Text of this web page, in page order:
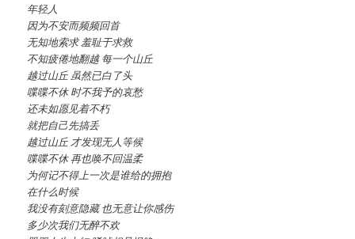
年轻人
因为不安而频频回首
无知地索求 羞耻于求救
不知疲倦地翻越 每一个山丘
越过山丘 虽然已白了头
喋喋不休 时不我予的哀愁
还未如愿见着不朽
就把自己先搞丢
越过山丘 才发现无人等候
喋喋不休 再也唤不回温柔
为何记不得上一次是谁给的拥抱
在什么时候
我没有刻意隐藏 也无意让你感伤
多少次我们无醉不欢